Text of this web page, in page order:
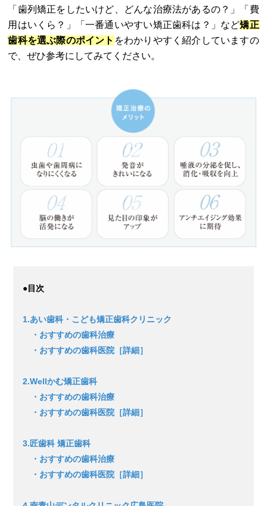
「歯列矯正をしたいけど、どんな治療法があるの？」「費
用はいくら？」「一番通いやすい矯正歯科は？」など矯正
歯科を選ぶ際のポイント をわかりやすく紹介していますの
で、ぜひ参考にしてみてください。
●目次
1.あい歯科・こども矯正歯科クリニック
・おすすめの歯科治療
・おすすめの歯科医院［詳細］
2.Wellかむ矯正歯科
・おすすめの歯科治療
・おすすめの歯科医院［詳細］
3.匠歯科 矯正歯科
・おすすめの歯科治療
・おすすめの歯科医院［詳細］